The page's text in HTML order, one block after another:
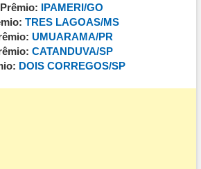
Prêmio: IPAMERI/GO
TRES LAGOAS/MS
UMUARAMA/PR
CATANDUVA/SP
DOIS CORREGOS/SP